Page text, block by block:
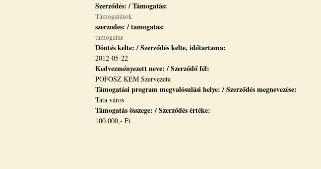
Szerződés: / Támogatás:
Támogatások
szerzodes: / tamogatas:
tamogatas
Döntés kelte: / Szerződés kelte, időtartama:
2012-05-22
Kedvezményezett neve: / Szerződő fél:
POFOSZ KEM Szervezete
Támogatási program megvalósulási helye: / Szerződés megnevezése:
Tata város
Támogatás összege: / Szerződés értéke:
100.000,- Ft